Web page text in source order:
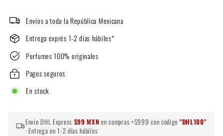
Envíos a toda la República Mexicana
Entrega exprés 1-2 días hábiles*
Perfumes 100% originales
Pagos seguros
En stock
Envío DHL Express $99 MXN en compras +$999 con código "DHL100"
· Entrega en 1-2 días hábiles